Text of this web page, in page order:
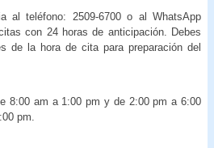
al teléfono: 2509-6700 o al WhatsApp
con 24 horas de anticipación. Debes
de la hora de cita para preparación del
8:00 am a 1:00 pm y de 2:00 pm a 6:00
pm.